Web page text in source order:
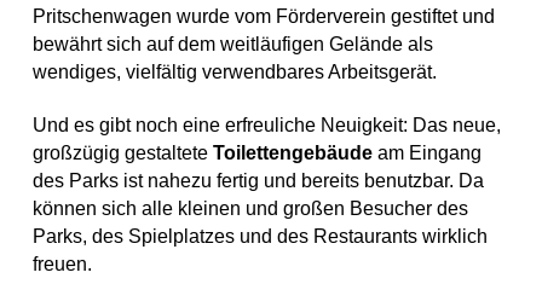
Pritschenwagen wurde vom Förderverein gestiftet und
bewährt sich auf dem weitläufigen Gelände als
wendiges, vielfältig verwendbares Arbeitsgerät.
Und es gibt noch eine erfreuliche Neuigkeit: Das neue,
großzügig gestalteteToilettengebäude am Eingang
des Parks ist nahezu fertig und bereits benutzbar. Da
können sich alle kleinen und großen Besucher des
Parks, des Spielplatzes und des Restaurants wirklich
freuen.